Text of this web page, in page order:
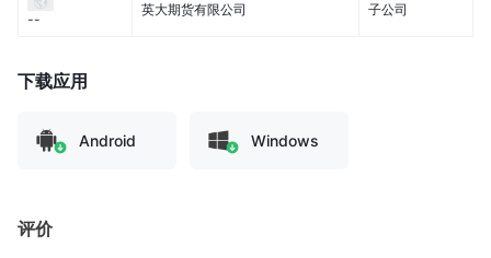
--
英大期货有限公司 子公司
下载应用
Android Windows
评价